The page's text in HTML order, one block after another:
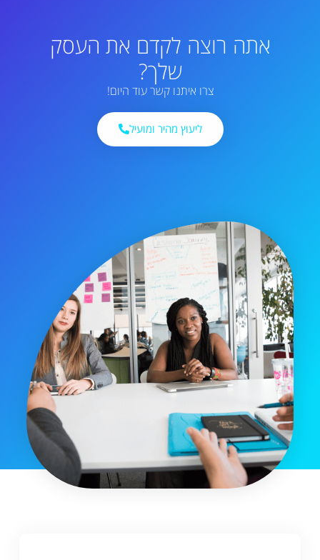
אתה רוצה לקדם את העסק
שלך?
צרו איתנו קשר עוד היום!
ליעוץ מהיר ומועיל